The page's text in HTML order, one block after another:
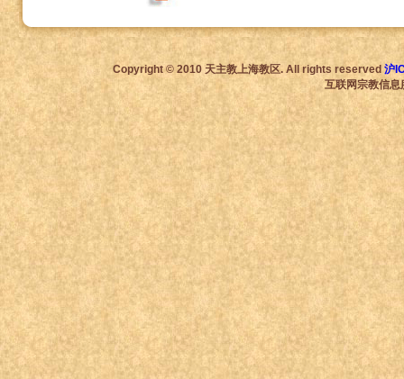
Copyright © 2010 天主教上海教区. All rights reserved 沪
互联网宗教信息服